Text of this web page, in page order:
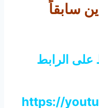
سابقاً
الرابط
https://